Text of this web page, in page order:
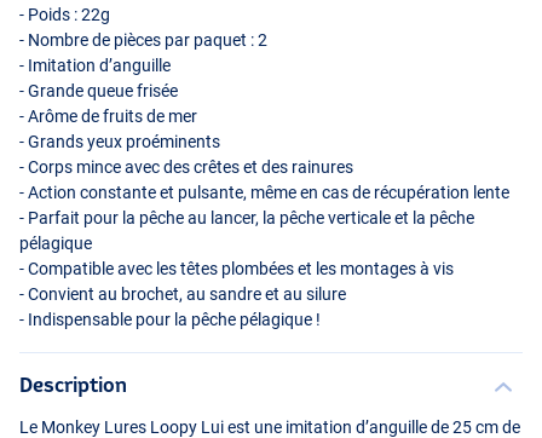
Vanilla Cognac
- Poids : 22g
- Nombre de pièces par paquet : 2
- Imitation d’anguille
- Grande queue frisée
- Arôme de fruits de mer
- Grands yeux proéminents
- Corps mince avec des crêtes et des rainures
- Action constante et pulsante, même en cas de récupération lente
- Parfait pour la pêche au lancer, la pêche verticale et la pêche
pélagique
- Compatible avec les têtes plombées et les montages à vis
- Convient au brochet, au sandre et au silure
- Indispensable pour la pêche pélagique !
Description
Le Monkey Lures Loopy Lui est une imitation d’anguille de 25 cm de